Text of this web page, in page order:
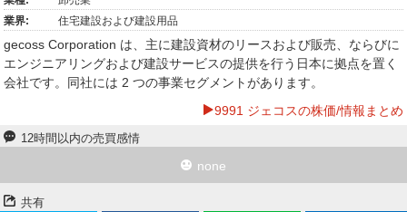
業界:
住宅建設および建設用品
gecoss Corporation は、主に建設資材のリースおよび販売、ならびに
エンジニアリングおよび建設サービスの提供を行う日本に拠点を置く
会社です。同社には 2 つの事業セグメントがあります。
9991 ジェコスの株価/情報まとめ
12時間以内の売買感情
none
共有